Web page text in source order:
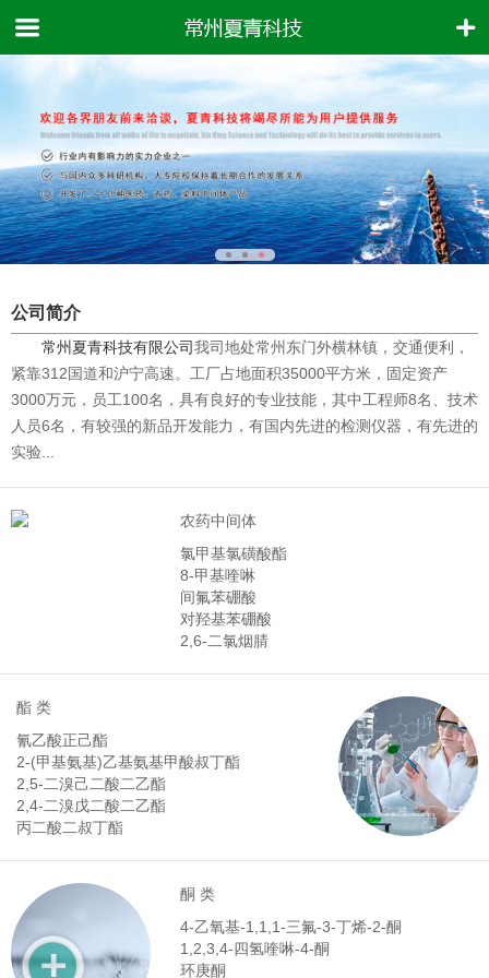
公司简介
常州夏青科技有限公司我司地处常州东门外横林镇，交通便利，
紧靠312国道和沪宁高速。工厂占地面积35000平方米，固定资产
3000万元，员工100名，具有良好的专业技能，其中工程师8名、技术
人员6名，有较强的新品开发能力，有国内先进的检测仪器，有先进的
实验...
农药中间体
氯甲基氯磺酸酯
8-甲基喹啉
间氟苯硼酸
对羟基苯硼酸
2,6-二氯烟腈
酯 类
氰乙酸正己酯
2-(甲基氨基)乙基氨基甲酸叔丁酯
2,5-二溴己二酸二乙酯
2,4-二溴戊二酸二乙酯
丙二酸二叔丁酯
酮 类
4-乙氧基-1,1,1-三氟-3-丁烯-2-酮
1,2,3,4-四氢喹啉-4-酮
环庚酮